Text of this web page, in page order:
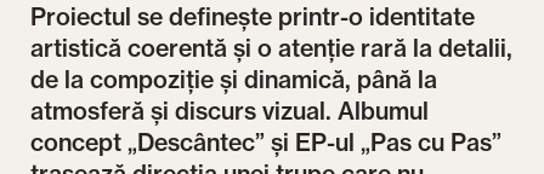
Proiectul se definește printr-o identitate
artistică coerentă și o atenție rară la detalii,
de la compoziție și dinamică, până la
atmosferă și discurs vizual. Albumul
concept „Descântec” și EP-ul „Pas cu Pas”